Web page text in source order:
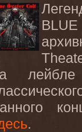
BLUE
лейбле
.